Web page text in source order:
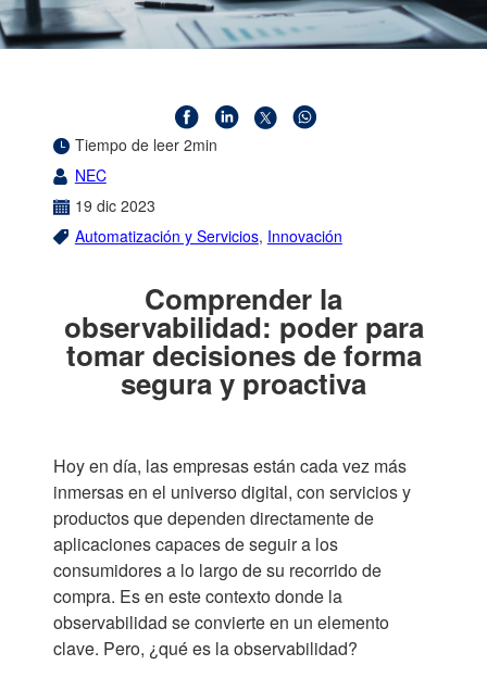
Tiempo de leer 2min
NEC
19 dic 2023
Automatización y Servicios, Innovación
Comprender la
observabilidad: poder para
tomar decisiones de forma
segura y proactiva
Hoy en día, las empresas están cada vez más
inmersas en el universo digital, con servicios y
productos que dependen directamente de
aplicaciones capaces de seguir a los
consumidores a lo largo de su recorrido de
compra. Es en este contexto donde la
observabilidad se convierte en un elemento
clave. Pero, ¿qué es la observabilidad?